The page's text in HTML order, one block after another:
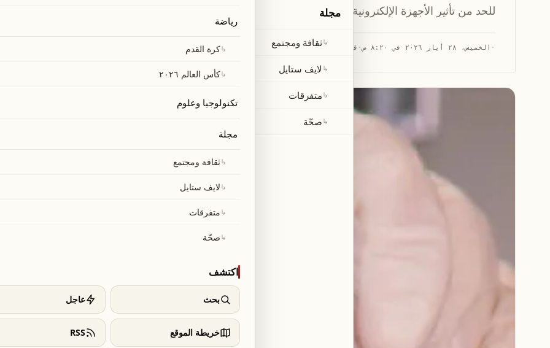
للحد من تأثير الأجهزة الإلكترونية على صحة العين.
· الخميس، ٢٨ أيار ٢٠٢٦ في ٨:٢٠ ص · قراءة 1 دقيقة
مجلة
↳ثقافة ومجتمع
↳ لايف ستايل
↳متفرقات
↳صحّة
رياضة
↳كرة القدم
↳كأس العالم ٢٠٢٦
تكنولوجيا وعلوم
مجلة
↳ثقافة ومجتمع
↳لايف ستايل
↳متفرقات
↳صحّة
اكتشف
بحث عاجل
خريطة الموقع RSS